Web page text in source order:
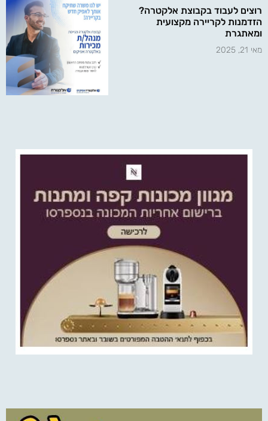
רוצים לעבוד בקבוצת אלקטרה?
הזדמנות לקריירה מקצועית
ומאתגרת
מאי 21, 2025